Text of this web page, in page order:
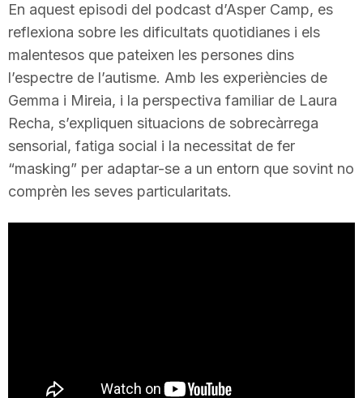
u
t
t
En aquest episodi del podcast d’Asper Camp, es
reflexiona sobre les dificultats quotidianes i els
malentesos que pateixen les persones dins
l’espectre de l’autisme. Amb les experiències de
Gemma i Mireia, i la perspectiva familiar de Laura
Recha, s’expliquen situacions de sobrecàrrega
sensorial, fatiga social i la necessitat de fer
“masking” per adaptar-se a un entorn que sovint no
comprèn les seves particularitats.